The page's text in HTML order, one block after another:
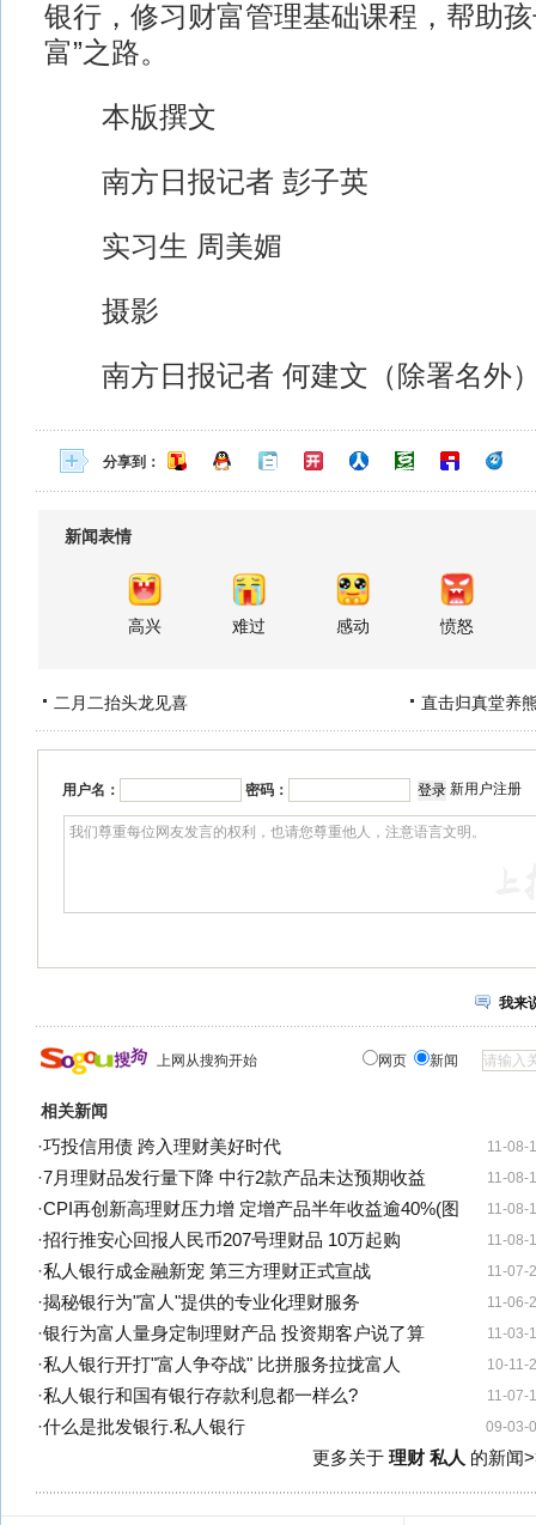
银行，修习财富管理基础课程，帮助
富”之路。
本版撰文
南方日报记者 彭子英
实习生 周美媚
摄影
南方日报记者 何建文（除署名外
分享到：
新闻表情
高兴 难过 感动 愤怒
二月二抬头龙见喜 直击归真堂养
用户名： 密码： 新用户注册
我来
上网从搜狗开始 网页 新闻
相关新闻
11-08-
·巧投信用债 跨入理财美好时代
11-08-
·7月理财品发行量下降 中行2款产品未达预期收益
11-08-
·CPI再创新高理财压力增 定增产品半年收益逾40%(图
11-08-
·招行推安心回报人民币207号理财品 10万起购
11-07-
·私人银行成金融新宠 第三方理财正式宣战
11-06-
·揭秘银行为"富人"提供的专业化理财服务
11-03-
·银行为富人量身定制理财产品 投资期客户说了算
10-11-
·私人银行开打"富人争夺战" 比拼服务拉拢富人
11-07-
·私人银行和国有银行存款利息都一样么?
09-03-
·什么是批发银行.私人银行
更多关于 理财 私人 的新闻